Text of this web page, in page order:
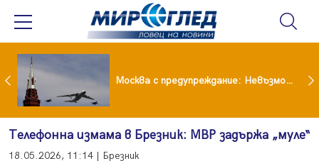
Вече не рушим само Земята: 4-тонен фрагмент на SpaceX удари луната Москва с предупреждание: Невъзможно е да бъде победена ядрена сила като Русия
Телефонна измама в Брезник: МВР задържа „муле“
18.05.2026, 11:14 | Брезник